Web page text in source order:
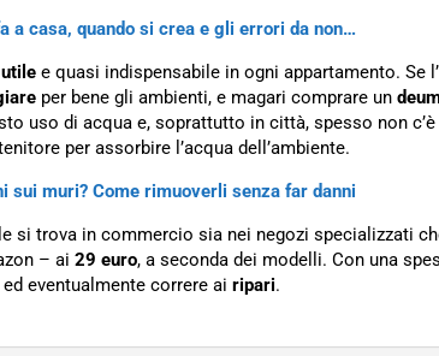
a casa, quando si crea e gli errori da non…
utile e quasi indispensabile in ogni appartamento. Se
per bene gli ambienti, e magari comprare un
uso di acqua e, soprattutto in città, spesso non
per assorbire l’acqua dell’ambiente.
sui muri? Come rimuoverli senza far danni
si trova in commercio sia nei negozi specializzati
– ai 29 euro, a seconda dei modelli. Con una
eventualmente correre ai ripari.